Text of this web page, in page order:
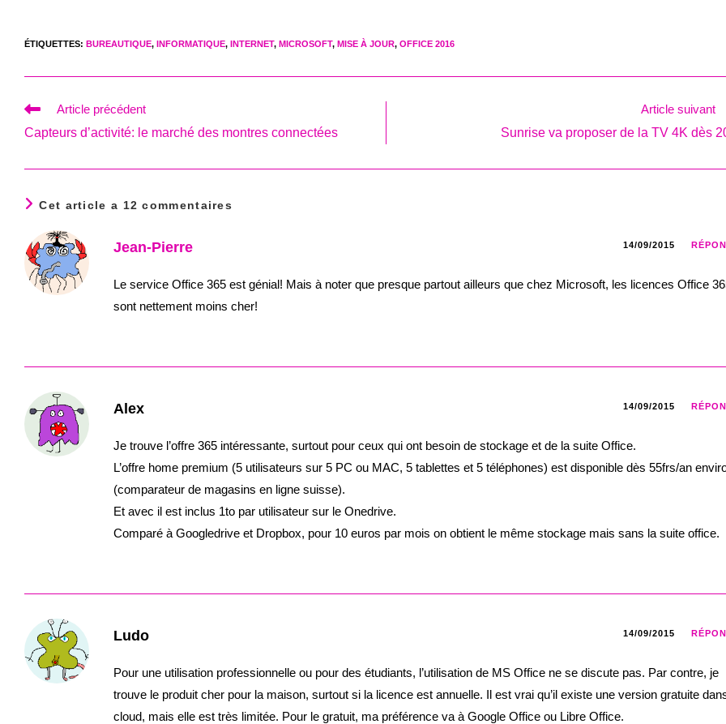
ÉTIQUETTES: BUREAUTIQUE, INFORMATIQUE, INTERNET, MICROSOFT, MISE À JOUR, OFFICE 2016
Read
articles
Article précédent
Capteurs d’activité: le marché des montres connectées
Article suivant
Sunrise va proposer de la TV 4K dès
Cet article a 12 commentaires
Jean-Pierre 14/09/2015
Le service Office 365 est génial! Mais à noter que presque partout ailleurs que chez Microsoft, les licences Office
sont nettement moins cher!
Alex 14/09/2015
Je trouve l’offre 365 intéressante, surtout pour ceux qui ont besoin de stockage et de la suite Office.
L’offre home premium (5 utilisateurs sur 5 PC ou MAC, 5 tablettes et 5 téléphones) est disponible dès 55frs/an
(comparateur de magasins en ligne suisse).
Et avec il est inclus 1to par utilisateur sur le Onedrive.
Comparé à Googledrive et Dropbox, pour 10 euros par mois on obtient le même stockage mais sans la suite office.
Ludo 14/09/2015
Pour une utilisation professionnelle ou pour des étudiants, l’utilisation de MS Office ne se discute pas. Par contre, je
trouve le produit cher pour la maison, surtout si la licence est annuelle. Il est vrai qu’il existe une version gratuite
cloud, mais elle est très limitée. Pour le gratuit, ma préférence va à Google Office ou Libre Office.